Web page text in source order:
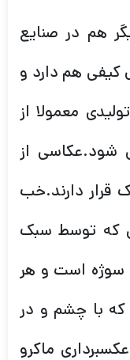
هم در صنایع
کیفی هم دارد و
معمولا از
شود.عکاسی از
دارند.خب
که توسط سبک
سوژه است و هر
که با چشم و در
ماکرو